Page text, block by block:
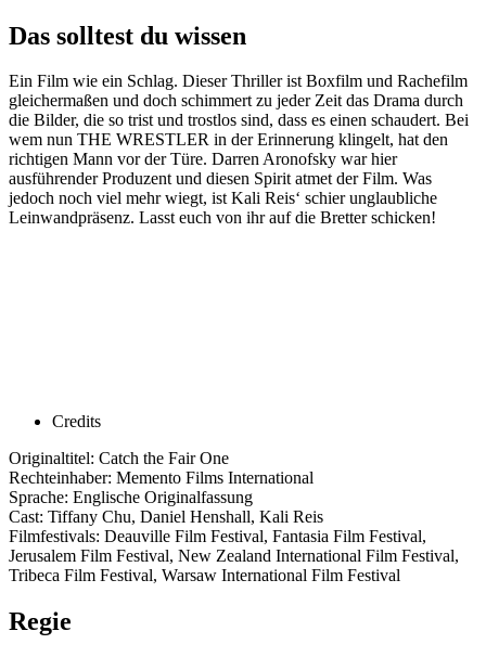
Das solltest du wissen
Ein Film wie ein Schlag. Dieser Thriller ist Boxfilm und Rachefilm
gleichermaßen und doch schimmert zu jeder Zeit das Drama durch
die Bilder, die so trist und trostlos sind, dass es einen schaudert. Bei
wem nun THE WRESTLER in der Erinnerung klingelt, hat den
richtigen Mann vor der Türe. Darren Aronofsky war hier
ausführender Produzent und diesen Spirit atmet der Film. Was
jedoch noch viel mehr wiegt, ist Kali Reis‘ schier unglaubliche
Leinwandpräsenz. Lasst euch von ihr auf die Bretter schicken!
Credits
Originaltitel: Catch the Fair One
Rechteinhaber: Memento Films International
Sprache: Englische Originalfassung
Cast: Tiffany Chu, Daniel Henshall, Kali Reis
Filmfestivals: Deauville Film Festival, Fantasia Film Festival,
Jerusalem Film Festival, New Zealand International Film Festival,
Tribeca Film Festival, Warsaw International Film Festival
Regie